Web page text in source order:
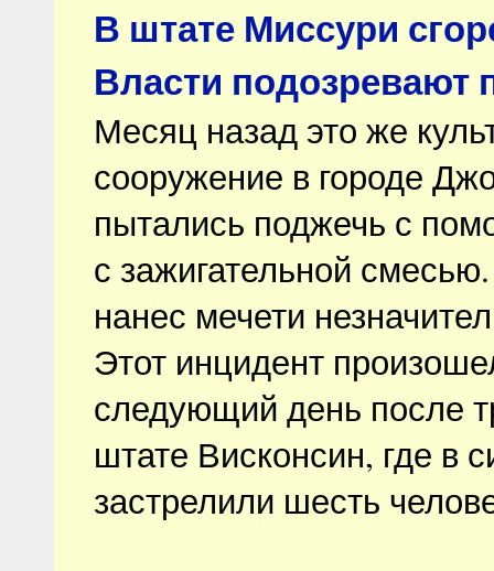
В штате Миссури
Власти подозревают
Месяц назад это же
сооружение в городе
пытались поджечь с
с зажигательной
нанес мечети
Этот инцидент
следующий день после
штате Висконсин, где в
застрелили шесть